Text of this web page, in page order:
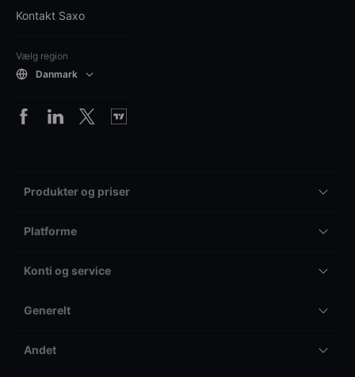
Kontakt Saxo
Vælg region
Danmark
Produkter og priser
Platforme
Konti og service
Generelt
Andet